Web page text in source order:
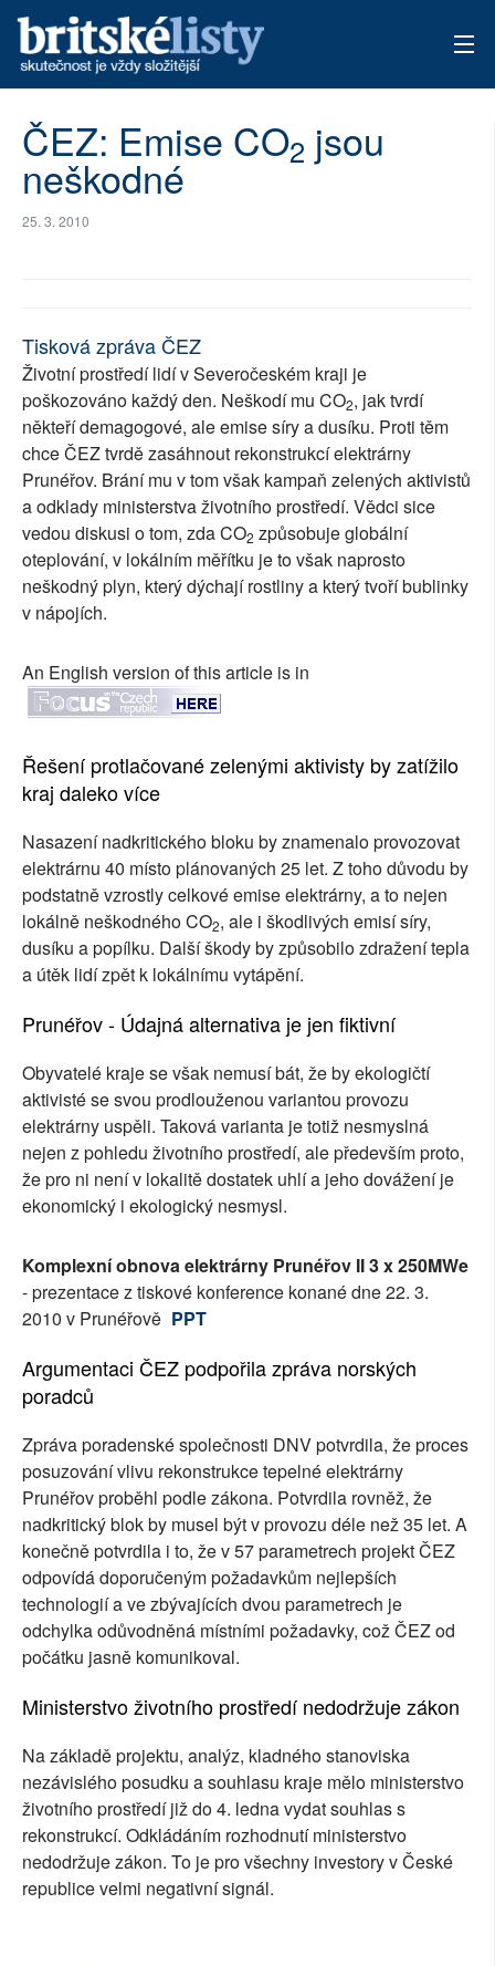
ARCHIV
TÉMATA
ČEZ: Emise CO2 jsou
neškodné
25. 3. 2010
Tisková zpráva ČEZ
Životní prostředí lidí v Severočeském kraji je
poškozováno každý den. Neškodí mu CO2, jak tvrdí
někteří demagogové, ale emise síry a dusíku. Proti těm
chce ČEZ tvrdě zasáhnout rekonstrukcí elektrárny
Prunéřov. Brání mu v tom však kampaň zelených aktivistů
a odklady ministerstva životního prostředí. Vědci sice
vedou diskusi o tom, zda CO2 způsobuje globální
oteplování, v lokálním měřítku je to však naprosto
neškodný plyn, který dýchají rostliny a který tvoří bublinky
v nápojích.
An English version of this article is in
Řešení protlačované zelenými aktivisty by zatížilo
kraj daleko více
Nasazení nadkritického bloku by znamenalo provozovat
elektrárnu 40 místo plánovaných 25 let. Z toho důvodu by
podstatně vzrostly celkové emise elektrárny, a to nejen
lokálně neškodného CO2, ale i škodlivých emisí síry,
dusíku a popílku. Další škody by způsobilo zdražení tepla
a útěk lidí zpět k lokálnímu vytápění.
Prunéřov - Údajná alternativa je jen fiktivní
Obyvatelé kraje se však nemusí bát, že by ekologičtí
aktivisté se svou prodlouženou variantou provozu
elektrárny uspěli. Taková varianta je totiž nesmyslná
nejen z pohledu životního prostředí, ale především proto,
že pro ni není v lokalitě dostatek uhlí a jeho dovážení je
ekonomický i ekologický nesmysl.
Komplexní obnova elektrárny Prunéřov II 3 x 250MWe
- prezentace z tiskové konference konané dne 22. 3.
2010 v Prunéřově PPT
Argumentaci ČEZ podpořila zpráva norských
poradců
Zpráva poradenské společnosti DNV potvrdila, že proces
posuzování vlivu rekonstrukce tepelné elektrárny
Prunéřov proběhl podle zákona. Potvrdila rovněž, že
nadkritický blok by musel být v provozu déle než 35 let. A
konečně potvrdila i to, že v 57 parametrech projekt ČEZ
odpovídá doporučeným požadavkům nejlepších
technologií a ve zbývajících dvou parametrech je
odchylka odůvodněná místními požadavky, což ČEZ od
počátku jasně komunikoval.
Ministerstvo životního prostředí nedodržuje zákon
Na základě projektu, analýz, kladného stanoviska
nezávislého posudku a souhlasu kraje mělo ministerstvo
životního prostředí již do 4. ledna vydat souhlas s
rekonstrukcí. Odkládáním rozhodnutí ministerstvo
nedodržuje zákon. To je pro všechny investory v České
republice velmi negativní signál.